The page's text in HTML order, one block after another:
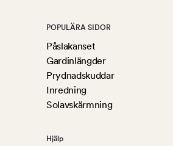
POPULÄRA SIDOR
Påslakanset
Gardinlängder
Prydnadskuddar
Inredning
Solavskärmning
Hjälp